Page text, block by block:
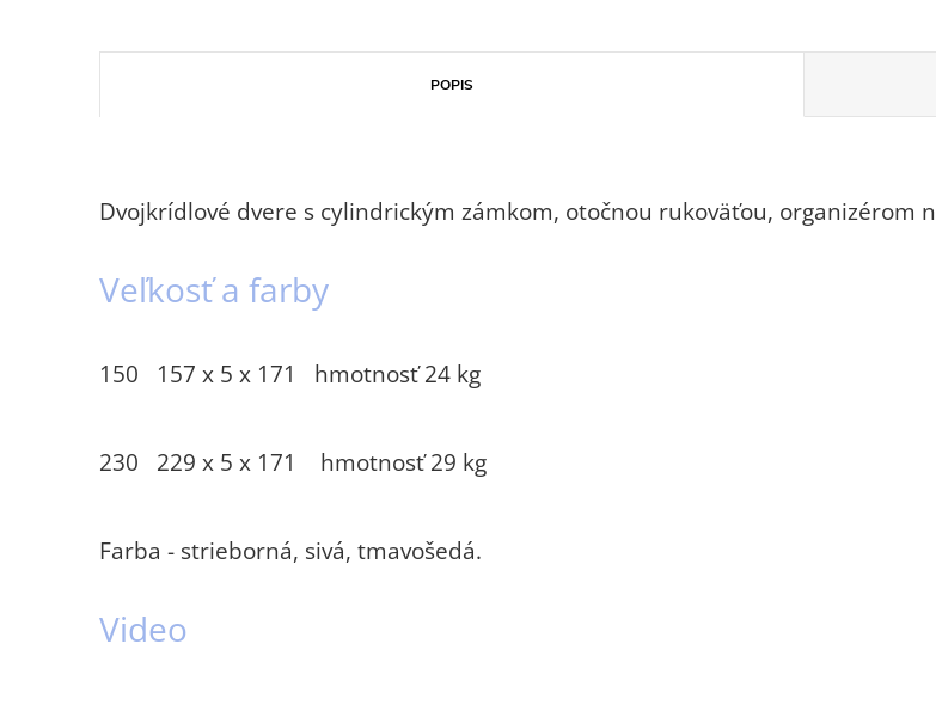
POPIS
Dvojkrídlové dvere s cylindrickým zámkom, otočnou rukoväťou, organizérom
Veľkosť a farby
150 157 x 5 x 171 hmotnosť 24 kg
230 229 x 5 x 171 hmotnosť 29 kg
Farba - strieborná, sivá, tmavošedá.
Video